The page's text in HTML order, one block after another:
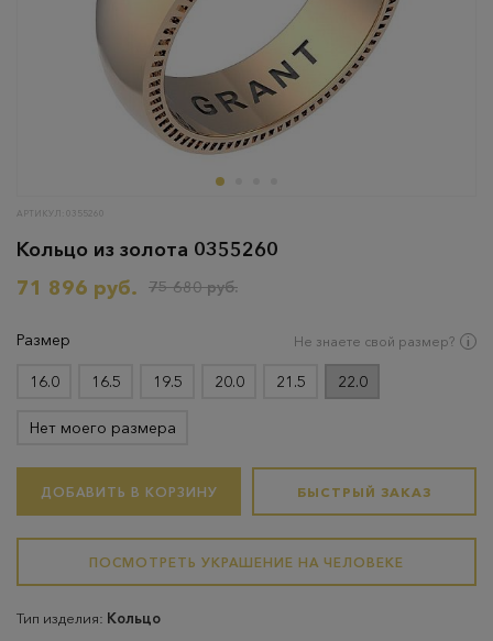
АРТИКУЛ: 0355260
Кольцо из золота 0355260
71 896 руб.
75 680 руб.
Размер Не знаете свой размер?
16.0 16.5 19.5 20.0 21.5 22.0
Нет моего размера
ДОБАВИТЬ В КОРЗИНУ БЫСТРЫЙ ЗАКАЗ
ПОСМОТРЕТЬ УКРАШЕНИЕ НА ЧЕЛОВЕКЕ
Тип изделия: Кольцо